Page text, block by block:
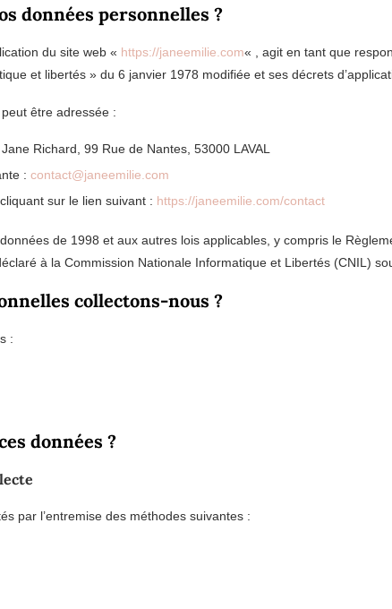
données personnelles ?
du site web « https://janeemilie.com« , agit en tant que
et libertés » du 6 janvier 1978 modifiée et ses décrets
être adressée :
Richard, 99 Rue de Nantes, 53000 LAVAL
: contact@janeemilie.com
sur le lien suivant : https://janeemilie.com/contact
de 1998 et aux autres lois applicables, y compris le
à la Commission Nationale Informatique et Libertés (CNIL)
collectons-nous ?
:
données ?
par l’entremise des méthodes suivantes :